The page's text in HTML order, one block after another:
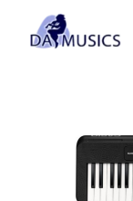
contenido